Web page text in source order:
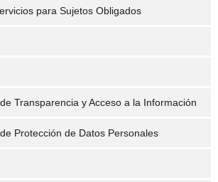
para Sujetos Obligados
Transparencia y Acceso a la Información
Protección de Datos Personales